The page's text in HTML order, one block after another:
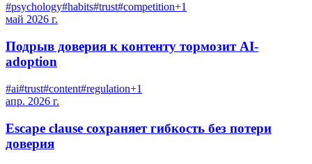
#psychology#habits#trust#competition+1
май 2026 г.
Подрыв доверия к контенту тормозит AI-
adoption
#ai#trust#content#regulation+1
апр. 2026 г.
Escape clause сохраняет гибкость без потери
доверия